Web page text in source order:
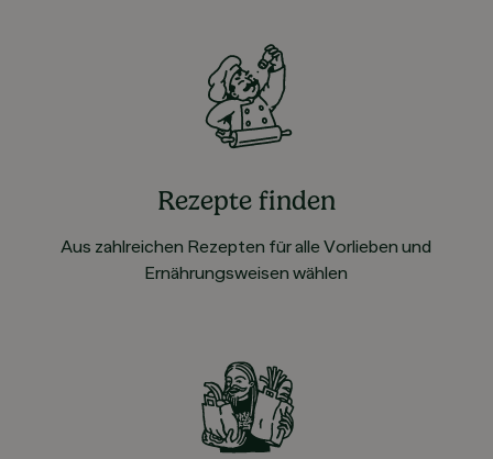
Rezepte finden
Aus zahlreichen Rezepten für alle Vorlieben und
Ernährungsweisen wählen